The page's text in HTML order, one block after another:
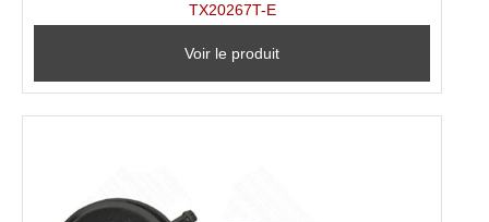
TX20267T-E
Voir le produit